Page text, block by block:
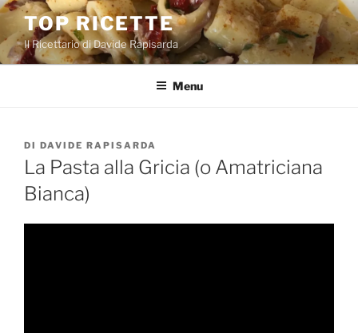
Salta
contenuto
TOP RICETTE
Il Ricettario di Davide Rapisarda
Menu
PUBBLICATO
IL
DI DAVIDE RAPISARDA
La Pasta alla Gricia (o Amatriciana
Bianca)